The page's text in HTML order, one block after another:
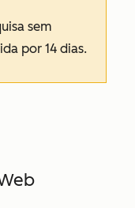
sem
por 14 dias.